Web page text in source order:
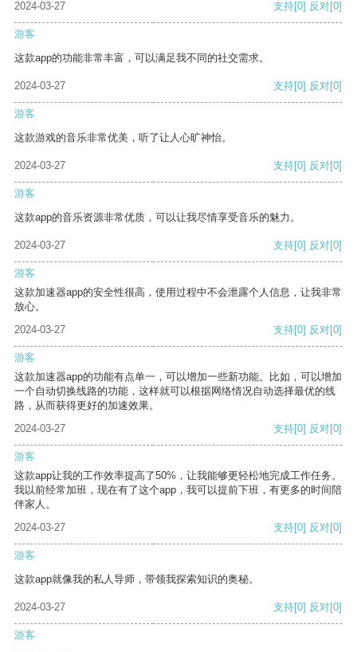
2024-03-27 支持[0] 反对[0]
游客
这款app的功能非常丰富，可以满足我不同的社交需求。
2024-03-27 支持[0] 反对[0]
游客
这款游戏的音乐非常优美，听了让人心旷神怡。
2024-03-27 支持[0] 反对[0]
游客
这款app的音乐资源非常优质，可以让我尽情享受音乐的魅力。
2024-03-27 支持[0] 反对[0]
游客
这款加速器app的安全性很高，使用过程中不会泄露个人信息，让我非常
放心。
2024-03-27
支持[0] 反对[0]
游客
这款加速器app的功能有点单一，可以增加一些新功能。比如，可以增加
一个自动切换线路的功能，这样就可以根据网络情况自动选择最优的线
路，从而获得更好的加速效果。
2024-03-27
支持[0] 反对[0]
游客
这款app让我的工作效率提高了50%，让我能够更轻松地完成工作任务。
我以前经常加班，现在有了这个app，我可以提前下班，有更多的时间陪
伴家人。
2024-03-27
支持[0] 反对[0]
游客
这款app就像我的私人导师，带领我探索知识的奥秘。
2024-03-27 支持[0] 反对[0]
游客